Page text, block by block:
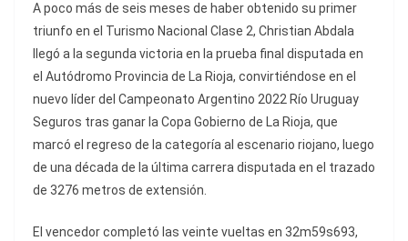
A poco más de seis meses de haber obtenido su primer
triunfo en el Turismo Nacional Clase 2, Christian Abdala
llegó a la segunda victoria en la prueba final disputada en
el Autódromo Provincia de La Rioja, convirtiéndose en el
nuevo líder del Campeonato Argentino 2022 Río Uruguay
Seguros tras ganar la Copa Gobierno de La Rioja, que
marcó el regreso de la categoría al escenario riojano, luego
de una década de la última carrera disputada en el trazado
de 3276 metros de extensión.
El vencedor completó las veinte vueltas en 32m59s693,